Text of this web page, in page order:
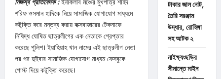
শরিফ ওসমান হাদিকে নিয়ে সামাজিক যোগাযোগ মাধ্যমে
কটূক্তি করে মন্তব্য করায় কক্সবাজারের টেকনাফে
নিষিদ্ধ ঘোষিত ছাত্রলীগের এক নেতাকে গ্রেপ্তার
করেছে পুলিশ। ইয়াহিয়াহ খান নামের এই ছাত্রলীগ নেতা
পর পর দুইবার সামাজিক যোগাযোগ মাধ্যম ফেসবুকে
পোস্ট দিয়ে কটূক্তি করেছে।
টাকার জাল নোট,
তৈরি সরঞ্জাম
উদ্ধার, রোহিঙ্গা
সহ আটক ২
নাইক্ষ্যংছড়ির
সীমান্তে মাইন